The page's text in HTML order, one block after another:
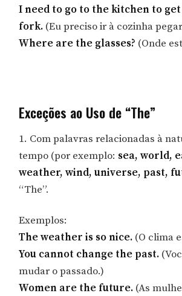
I need to go to the kitchen to
fork. (Eu preciso ir à cozinha
Where are the glasses? (Onde
Exceções ao Uso de “The”
1. Com palavras relacionadas à
tempo (por exemplo: sea, world,
weather, wind, universe, past,
“The”.
Exemplos:
The weather is so nice. (O clima
You cannot change the past.
mudar o passado.)
Women are the future. (As